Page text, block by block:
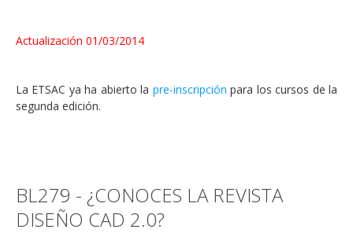
Actualización 01/03/2014
La ETSAC ya ha abierto la pre-inscripción para los cursos de la
segunda edición.
BL279 - ¿CONOCES LA REVISTA
DISEÑO CAD 2.0?